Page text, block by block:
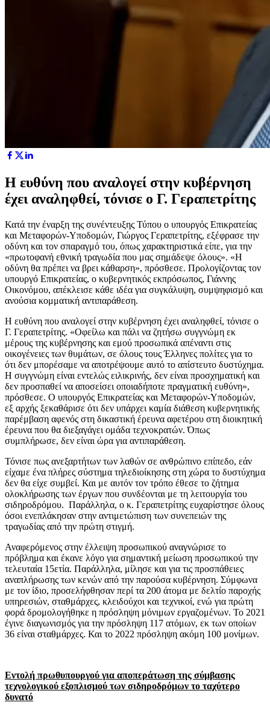
Η ευθύνη που αναλογεί στην κυβέρνηση
έχει αναληφθεί, τόνισε ο Γ. Γεραπετρίτης
Κατά την έναρξη της συνέντευξης Τύπου ο υπουργός Επικρατείας
και Μεταφορών-Υποδομών, Γιώργος Γεραπετρίτης, εξέφρασε την
οδύνη και τον σπαραγμό του, όπως χαρακτηριστικά είπε, για την
«πρωτοφανή εθνική τραγωδία που μας σημάδεψε όλους». «Η
οδύνη θα πρέπει να βρει κάθαρση», πρόσθεσε. Προλογίζοντας τον
υπουργό Επικρατείας, ο κυβερνητικός εκπρόσωπος, Γιάννης
Οικονόμου, απέκλεισε κάθε ιδέα για συγκάλυψη, συμψηφισμό και
ανούσια κομματική αντιπαράθεση.
Η ευθύνη που αναλογεί στην κυβέρνηση έχει αναληφθεί, τόνισε ο
Γ. Γεραπετρίτης. «Οφείλω και πάλι να ζητήσω συγγνώμη εκ
μέρους της κυβέρνησης και εμού προσωπικά απέναντι στις
οικογένειες των θυμάτων, σε όλους τους Έλληνες πολίτες για το
ότι δεν μπορέσαμε να αποτρέψουμε αυτό το απίστευτο δυστύχημα.
Η συγγνώμη είναι εντελώς ειλικρινής, δεν είναι προσχηματική και
δεν προσπαθεί να αποσείσει οποιαδήποτε πραγματική ευθύνη»,
πρόσθεσε. Ο υπουργός Επικρατείας και Μεταφορών-Υποδομών,
εξ αρχής ξεκαθάρισε ότι δεν υπάρχει καμία διάθεση κυβερνητικής
παρέμβαση αφενός στη δικαστική έρευνα αφετέρου στη διοικητική
έρευνα που θα διεξαγάγει ομάδα τεχνοκρατών. Όπως
συμπλήρωσε, δεν είναι ώρα για αντιπαράθεση.
Τόνισε πως ανεξαρτήτων των λαθών σε ανθρώπινο επίπεδο, εάν
είχαμε ένα πλήρες σύστημα τηλεδιοίκησης στη χώρα το δυστύχημα
δεν θα είχε συμβεί. Και με αυτόν τον τρόπο έθεσε το ζήτημα
ολοκλήρωσης των έργων που συνδέονται με τη λειτουργία του
σιδηροδρόμου. Παράλληλα, ο κ. Γεραπετρίτης ευχαρίστησε όλους
όσοι ενεπλάκησαν στην αντιμετώπιση των συνεπειών της
τραγωδίας από την πρώτη στιγμή.
Αναφερόμενος στην έλλειψη προσωπικού αναγνώρισε το
πρόβλημα και έκανε λόγο για σημαντική μείωση προσωπικού την
τελευταία 15ετία. Παράλληλα, μίλησε και για τις προσπάθειες
αναπλήρωσης των κενών από την παρούσα κυβέρνηση. Σύμφωνα
με τον ίδιο, προσελήφθησαν περί τα 200 άτομα με δελτίο παροχής
υπηρεσιών, σταθμάρχες, κλειδούχοι και τεχνικοί, ενώ για πρώτη
φορά δρομολογήθηκε η πρόσληψη μόνιμων εργαζομένων. Το 2021
έγινε διαγωνισμός για την πρόσληψη 117 ατόμων, εκ των οποίων
36 είναι σταθμάρχες. Και το 2022 πρόσληψη ακόμη 100 μονίμων.
Εντολή πρωθυπουργού για αποπεράτωση της σύμβασης
τεχνολογικού εξοπλισμού των σιδηροδρόμων το ταχύτερο
δυνατό